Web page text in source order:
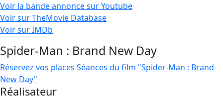
Voir la bande annonce sur Youtube
Voir sur TheMovie Database
Voir sur IMDb
Spider-Man : Brand New Day
Réservez vos places Séances du film "Spider-Man : Brand
New Day"
Réalisateur